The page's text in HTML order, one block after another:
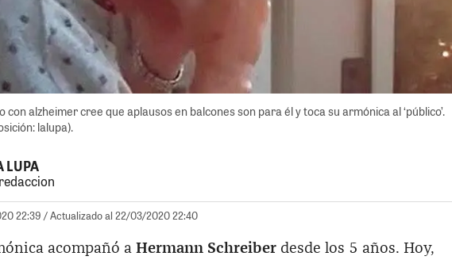
con alzheimer cree que aplausos en balcones son para él y toca su armónica al ‘público’.
lalupa).
LUPA
22:39 / Actualizado al 22/03/2020 22:40
acompañó a Hermann Schreiber desde los 5 años. Hoy,